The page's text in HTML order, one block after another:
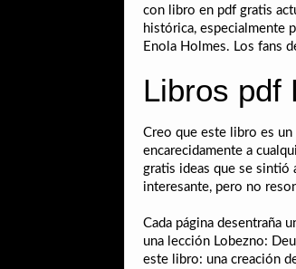
con libro en pdf gratis
histórica, especialmente
Enola Holmes. Los fans
Libros pdf
Creo que este libro es
encarecidamente a
gratis ideas que se
interesante, pero no
Cada página desentraña
una lección Lobezno:
este libro: una creación